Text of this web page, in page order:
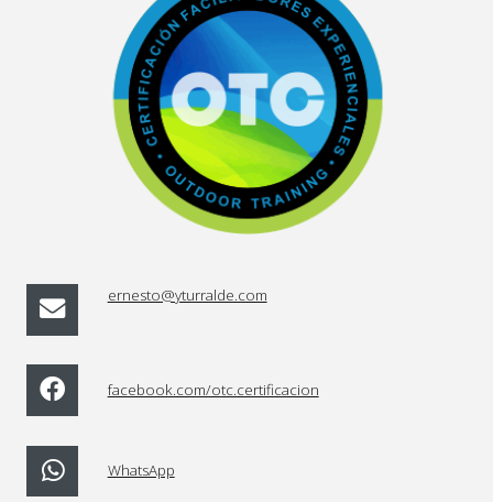
ernesto@yturralde.com
facebook.com/otc.certificacion
WhatsApp